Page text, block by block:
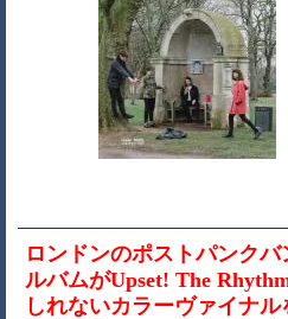
ロンドンのポストパンク
ルバムがUpset! The
しれないカラーヴァイナル